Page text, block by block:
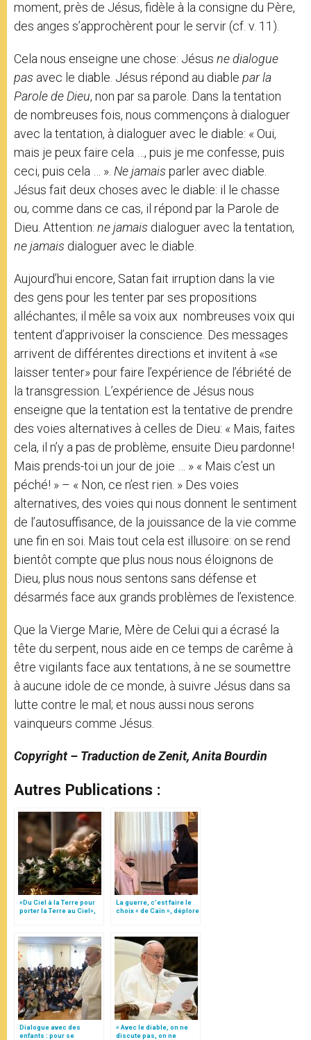
moment, près de Jésus, fidèle à la consigne du Père,
des anges s’approchèrent pour le servir (cf. v. 11).
Cela nous enseigne une chose: Jésus ne dialogue
pas avec le diable. Jésus répond au diable par la
Parole de Dieu, non par sa parole. Dans la tentation
de nombreuses fois, nous commençons à dialoguer
avec la tentation, à dialoguer avec le diable: « Oui,
mais je peux faire cela …, puis je me confesse, puis
ceci, puis cela … ». Ne jamais parler avec diable.
Jésus fait deux choses avec le diable: il le chasse
ou, comme dans ce cas, il répond par la Parole de
Dieu. Attention: ne jamais dialoguer avec la tentation,
ne jamais dialoguer avec le diable.
Aujourd’hui encore, Satan fait irruption dans la vie
des gens pour les tenter par ses propositions
alléchantes; il mêle sa voix aux nombreuses voix qui
tentent d’apprivoiser la conscience. Des messages
arrivent de différentes directions et invitent à «se
laisser tenter» pour faire l’expérience de l’ébriété de
la transgression. L’expérience de Jésus nous
enseigne que la tentation est la tentative de prendre
des voies alternatives à celles de Dieu: « Mais, faites
cela, il n’y a pas de problème, ensuite Dieu pardonne!
Mais prends-toi un jour de joie … » « Mais c’est un
péché! » – « Non, ce n’est rien. » Des voies
alternatives, des voies qui nous donnent le sentiment
de l’autosuffisance, de la jouissance de la vie comme
une fin en soi. Mais tout cela est illusoire: on se rend
bientôt compte que plus nous nous éloignons de
Dieu, plus nous nous sentons sans défense et
désarmés face aux grands problèmes de l’existence.
Que la Vierge Marie, Mère de Celui qui a écrasé la
tête du serpent, nous aide en ce temps de carême à
être vigilants face aux tentations, à ne se soumettre
à aucune idole de ce monde, à suivre Jésus dans sa
lutte contre le mal; et nous aussi nous serons
vainqueurs comme Jésus.
Copyright – Traduction de Zenit, Anita Bourdin
Autres Publications :
«Du Ciel à la Terre pour
porter la Terre au Ciel»,
La guerre, c’est faire le
choix « de Caïn », déplore
Dialogue avec des
enfants : pour se
« Avec le diable, on ne
discute pas, on ne